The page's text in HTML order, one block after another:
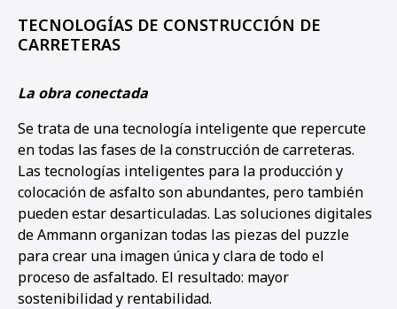
TECNOLOGÍAS DE CONSTRUCCIÓN DE
CARRETERAS
La obra conectada
Se trata de una tecnología inteligente que repercute
en todas las fases de la construcción de carreteras.
Las tecnologías inteligentes para la producción y
colocación de asfalto son abundantes, pero también
pueden estar desarticuladas. Las soluciones digitales
de Ammann organizan todas las piezas del puzzle
para crear una imagen única y clara de todo el
proceso de asfaltado. El resultado: mayor
sostenibilidad y rentabilidad.